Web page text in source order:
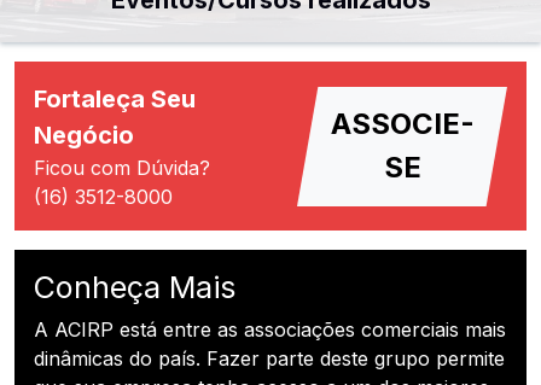
Fortaleça Seu
Negócio
Ficou com Dúvida?
(16) 3512-8000
ASSOCIE-
SE
Conheça Mais
A ACIRP está entre as associações comerciais mais
dinâmicas do país. Fazer parte deste grupo permite